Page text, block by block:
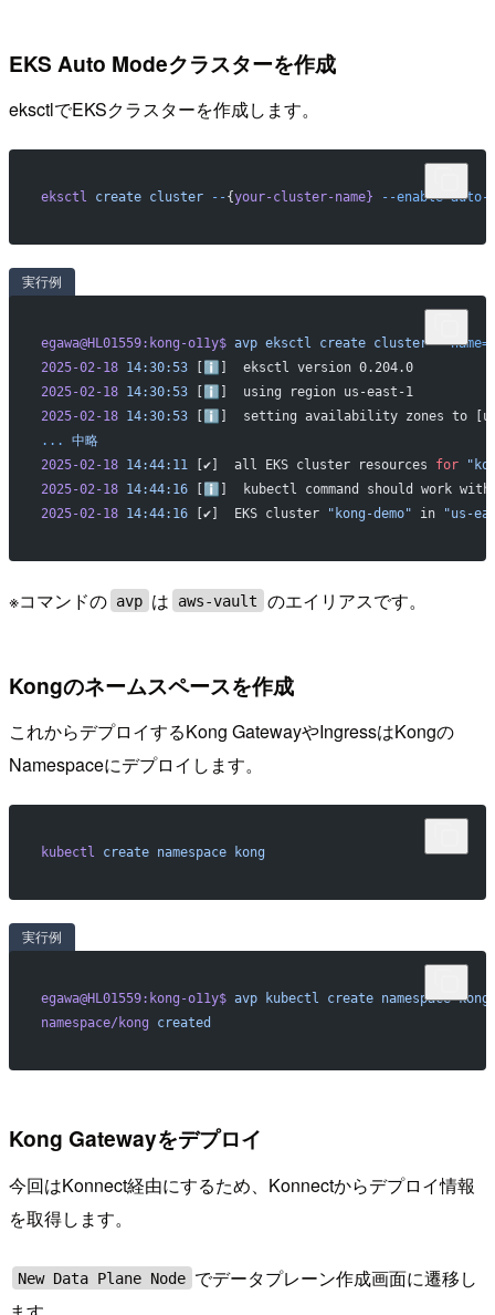
EKS Auto Modeクラスターを作成
eksctlでEKSクラスターを作成します。
eksctl create cluster --{your-cluster-name} --enable-auto-
実行例
egawa@HL01559:kong-o11y$ avp eksctl create cluster --
2025-02-18 14:30:53 [ℹ]  eksctl version 0.204.0
2025-02-18 14:30:53 [ℹ]  using region us-east-1
2025-02-18 14:30:53 [ℹ]  setting availability zones to [us-
...
中略
2025-02-18 14:44:11 [✔]  all EKS cluster resources for
2025-02-18 14:44:16 [ℹ]  kubectl command should work
2025-02-18 14:44:16 [✔]  EKS cluster "kong-demo" in "us-
※コマンドの avp は aws-vault のエイリアスです。
Kongのネームスペースを作成
これからデプロイするKong GatewayやIngressはKongの
Namespaceにデプロイします。
kubectl create namespace kong
実行例
egawa@HL01559:kong-o11y$ avp kubectl create namespace kong
namespace/kong created
Kong Gatewayをデプロイ
今回はKonnect経由にするため、Konnectからデプロイ情報
を取得します。
New Data Plane Node でデータプレーン作成画面に遷移し